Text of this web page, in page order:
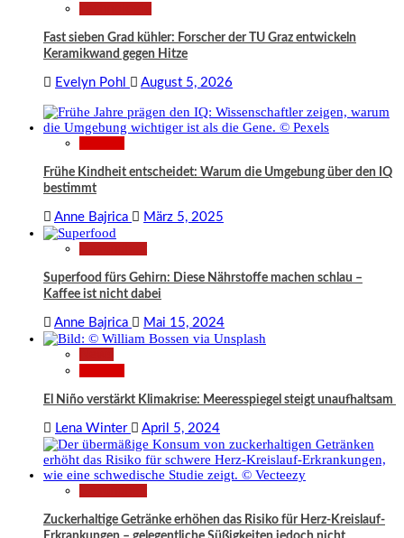
Fast sieben Grad kühler: Forscher der TU Graz entwickeln
Keramikwand gegen Hitze
Evelyn Pohl August 5, 2026
Frühe Kindheit entscheidet: Warum die Umgebung über den IQ
bestimmt
Anne Bajrica März 5, 2025
Superfood fürs Gehirn: Diese Nährstoffe machen schlau –
Kaffee ist nicht dabei
Anne Bajrica Mai 15, 2024
El Niño verstärkt Klimakrise: Meeresspiegel steigt unaufhaltsam
Lena Winter April 5, 2024
Zuckerhaltige Getränke erhöhen das Risiko für Herz-Kreislauf-